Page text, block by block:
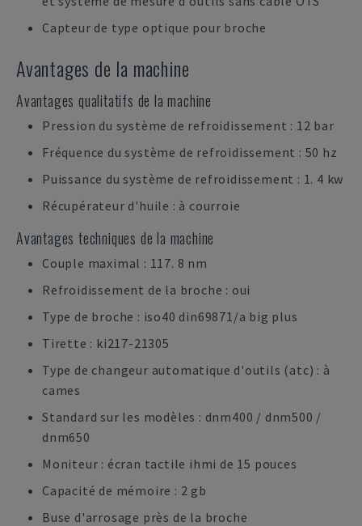
Capteur de type optique pour broche
Avantages de la machine
Avantages qualitatifs de la machine
Pression du système de refroidissement : 12 bar
Fréquence du système de refroidissement : 50 hz
Puissance du système de refroidissement : 1. 4 kw
Récupérateur d'huile : à courroie
Avantages techniques de la machine
Couple maximal : 117. 8 nm
Refroidissement de la broche : oui
Type de broche : iso40 din69871/a big plus
Tirette : ki217-21305
Type de changeur automatique d'outils (atc) : à
cames
Standard sur les modèles : dnm400 / dnm500 /
dnm650
Moniteur : écran tactile ihmi de 15 pouces
Capacité de mémoire : 2 gb
Buse d'arrosage près de la broche